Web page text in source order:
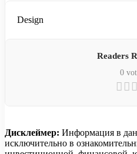
Design
Readers
0
Дисклеймер: Информация в
исключительно в